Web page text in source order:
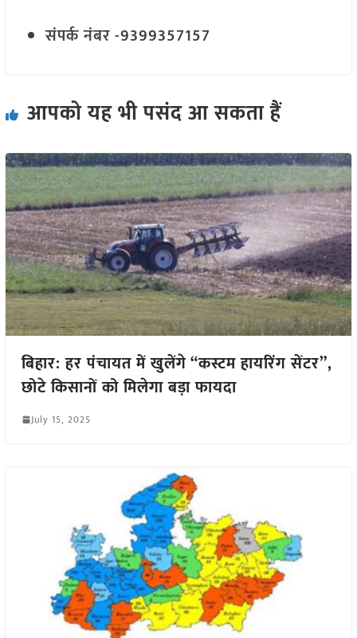
संपर्क नंबर -9399357157
आपको यह भी पसंद आ सकता हैं
बिहार: हर पंचायत में खुलेंगे “कस्टम हायरिंग सेंटर”,
छोटे किसानों को मिलेगा बड़ा फायदा
July 15, 2025